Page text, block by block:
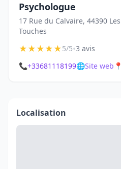
Psychologue
17 Rue du Calvaire, 44390 Les
Touches
★★★★★5/5•3 avis
📞+33681118199🌐Site web 📍
Localisation